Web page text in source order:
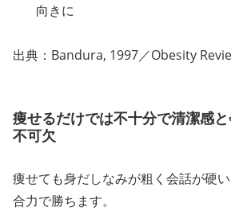
向きに
出典：Bandura, 1997／Obesity
痩せるだけでは不十分で清潔感
不可欠
痩せても身だしなみが粗く会話が硬
合力で勝ちます。